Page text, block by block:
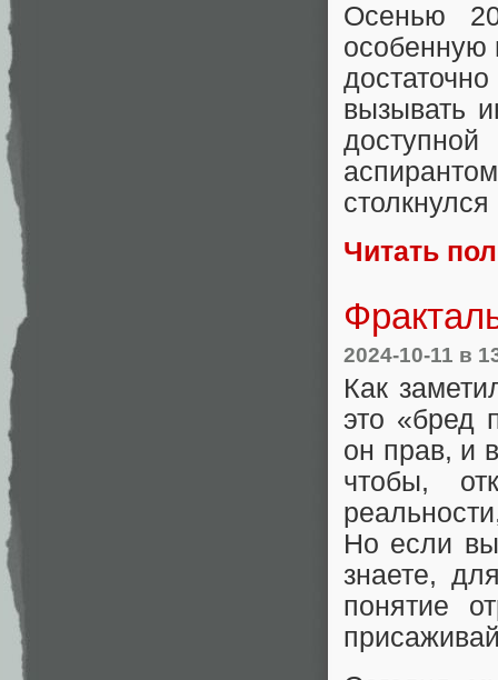
Осенью
особенную
вызывать
Читать
2024-10-11 в
Как
это «бред
он прав, и
чтобы,
Но если
знаете,
понятие